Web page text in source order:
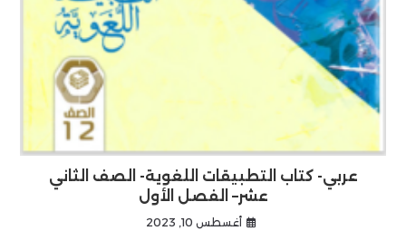
عربي- كتاب التطبيقات اللغوية- الصف الثاني
عشر– الفصل الأول
أغسطس 10, 2023